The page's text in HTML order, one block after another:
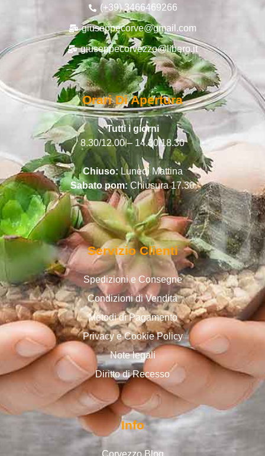
(+39) 3466469266
giuseppecorve@gmail.com
giuseppecorvezzo@libero.it
Orari Di Apertura
Tutti i giorni
8.30/12.00 – 14.30/18.30
Chiuso:Lunedì Mattina
Sabato pom:Chiusura 17.30
Servizio Clienti
Spedizioni e Consegne
Condizioni di Vendita
Metodi di Pagamento
Privacy e Cookie Policy
Note legali
Diritto di Recesso
Info
Corvezzo Blog